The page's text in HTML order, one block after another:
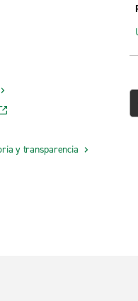
y transparencia